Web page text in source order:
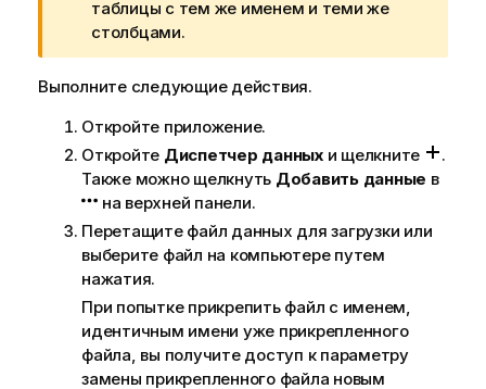
е
ч
а
н
е
к
п
р
е
д
у
р
е
ж
таблицы с тем же именем и теми же
столбцами.
Выполните следующие действия.
Откройте приложение.
Откройте Диспетчер данныхи щелкните
.
Также можно щелкнуть Добавить данные в
на верхней панели.
Перетащите файл данных для загрузки или
выберите файл на компьютере путем
нажатия.
При попытке прикрепить файл с именем,
идентичным имени уже прикрепленного
файла, вы получите доступ к параметру
замены прикрепленного файла новым